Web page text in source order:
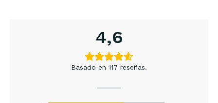
4,6
Basado en 117 reseñas.